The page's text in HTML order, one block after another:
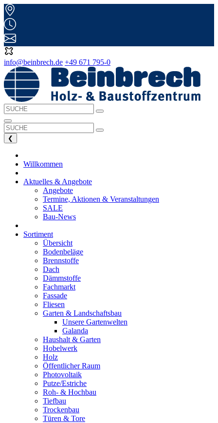
info@beinbrech.de +49 671 795-0
❮
Willkommen
Aktuelles & Angebote
Angebote
Termine, Aktionen & Veranstaltungen
SALE
Bau-News
Sortiment
Übersicht
Bodenbeläge
Brennstoffe
Dach
Dämmstoffe
Fachmarkt
Fassade
Fliesen
Garten & Landschaftsbau
Unsere Gartenwelten
Galanda
Haushalt & Garten
Hobelwerk
Holz
Öffentlicher Raum
Photovoltaik
Putze/Estriche
Roh- & Hochbau
Tiefbau
Trockenbau
Türen & Tore